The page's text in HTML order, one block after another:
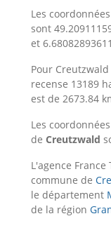
Les
sont
et
Pour
recense 13189
est de 2673.84
Les
de Creutzwald
L'agence
commune de
le département
de la région